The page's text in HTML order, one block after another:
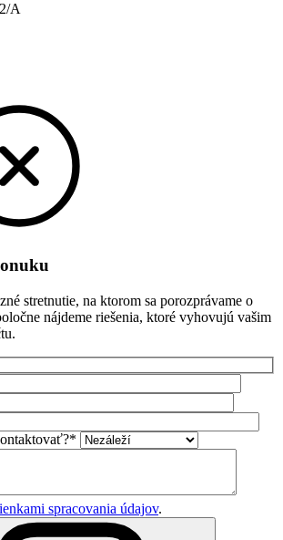
A
stretnutie, na ktorom sa porozprávame o
nájdeme riešenia, ktoré vyhovujú vašim
spracovania údajov.